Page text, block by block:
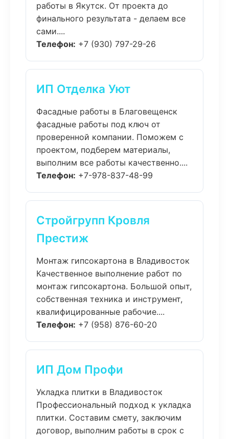
работы в Якутск. От проекта до
финального результата - делаем все
сами....
Телефон: +7 (930) 797-29-26
ИП Отделка Уют
Фасадные работы в Благовещенск
фасадные работы под ключ от
проверенной компании. Поможем с
проектом, подберем материалы,
выполним все работы качественно....
Телефон: +7-978-837-48-99
Стройгрупп Кровля
Престиж
Монтаж гипсокартона в Владивосток
Качественное выполнение работ по
монтаж гипсокартона. Большой опыт,
собственная техника и инструмент,
квалифицированные рабочие....
Телефон: +7 (958) 876-60-20
ИП Дом Профи
Укладка плитки в Владивосток
Профессиональный подход к укладка
плитки. Составим смету, заключим
договор, выполним работы в срок с